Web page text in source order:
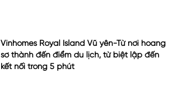
Vinhomes Royal Island Vũ yên-Từ nơi hoang
sơ thành đến điểm du lịch, từ biệt lập đến
kết nối trong 5 phút